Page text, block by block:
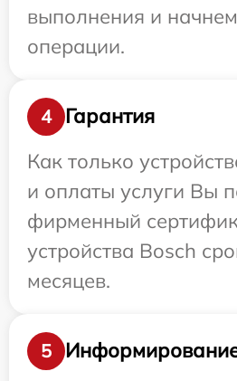
выполнения и
операции.
4
Гарантия
Как только
и оплаты услуги Вы
фирменный
устройства Bosch
месяцев.
5
Информирование